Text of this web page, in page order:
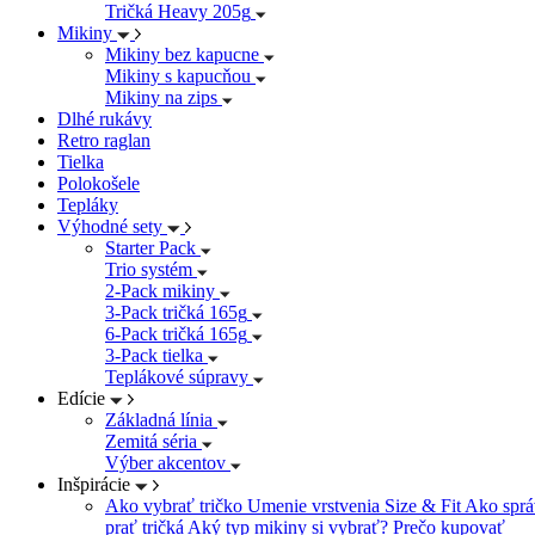
Tričká Heavy 205g
Mikiny
Mikiny bez kapucne
Mikiny s kapucňou
Mikiny na zips
Dlhé rukávy
Retro raglan
Tielka
Polokošele
Tepláky
Výhodné sety
Starter Pack
Trio systém
2-Pack mikiny
3-Pack tričká 165g
6-Pack tričká 165g
3-Pack tielka
Teplákové súpravy
Edície
Základná línia
Zemitá séria
Výber akcentov
Inšpirácie
Ako vybrať tričko Umenie vrstvenia Size & Fit Ako
prať tričká Aký typ mikiny si vybrať? Prečo kupovať